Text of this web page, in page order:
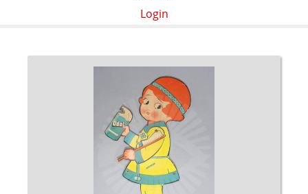
Login